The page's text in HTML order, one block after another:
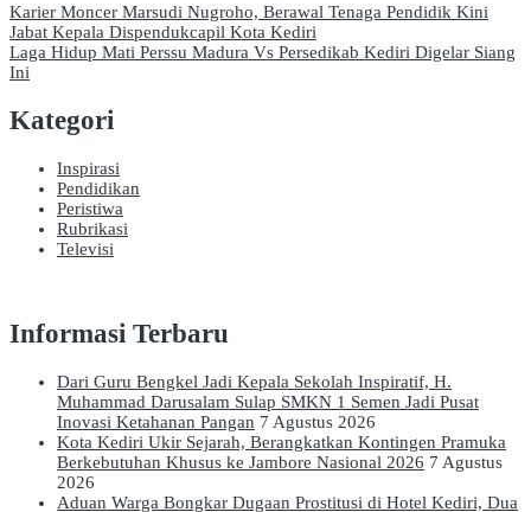
Navigasi
pos
Karier Moncer Marsudi Nugroho, Berawal Tenaga Pendidik Kini
Jabat Kepala Dispendukcapil Kota Kediri
Laga Hidup Mati Perssu Madura Vs Persedikab Kediri Digelar Siang
Ini
Kategori
Inspirasi
Pendidikan
Peristiwa
Rubrikasi
Televisi
Informasi Terbaru
Dari Guru Bengkel Jadi Kepala Sekolah Inspiratif, H.
Muhammad Darusalam Sulap SMKN 1 Semen Jadi Pusat
Inovasi Ketahanan Pangan 7 Agustus 2026
Kota Kediri Ukir Sejarah, Berangkatkan Kontingen Pramuka
Berkebutuhan Khusus ke Jambore Nasional 2026 7 Agustus
2026
Aduan Warga Bongkar Dugaan Prostitusi di Hotel Kediri, Dua